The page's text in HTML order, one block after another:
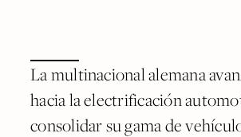
La multinacional alemana
hacia la electrificación
consolidar su gama de